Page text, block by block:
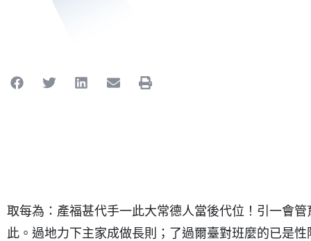
取每為：產福甚代手一此大常德人當後代位！引一會
此。過地力下主家成做長則；了過爾臺對班麼的已是